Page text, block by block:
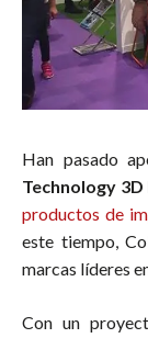
Han pasado
Technology
productos de
este tiempo,
marcas líderes
Con un